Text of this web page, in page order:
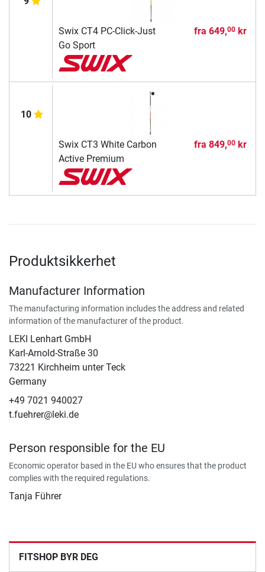
Swix CT4 PC-Click-Just
Go Sport
fra 649,00kr
10
Swix CT3 White Carbon
Active Premium
fra 849,00kr
Produktsikkerhet
Manufacturer Information
The manufacturing information includes the address and related
information of the manufacturer of the product.
LEKI Lenhart GmbH
Karl-Arnold-Straße 30
73221 Kirchheim unter Teck
Germany
+49 7021 940027
t.fuehrer@leki.de
Person responsible for the EU
Economic operator based in the EU who ensures that the product
complies with the required regulations.
Tanja Führer
FITSHOP BYR DEG